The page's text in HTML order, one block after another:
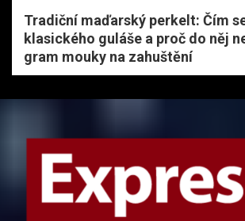
Tradiční maďarský perkelt: Čím
klasického guláše a proč do něj
gram mouky na zahuštění